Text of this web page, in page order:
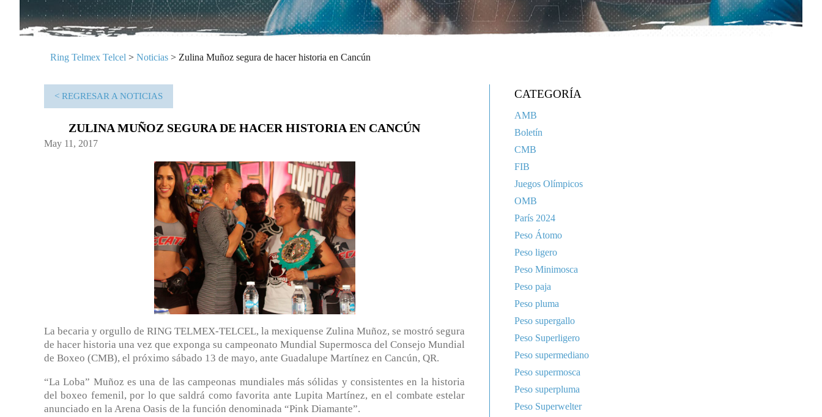
Ring Telmex Telcel > Noticias > Zulina Muñoz segura de hacer historia en Cancún
< REGRESAR A NOTICIAS
ZULINA MUÑOZ SEGURA DE HACER HISTORIA EN CANCÚN
May 11, 2017
La becaria y orgullo de RING TELMEX-TELCEL, la mexiquense Zulina Muñoz, se mostró segura
de hacer historia una vez que exponga su campeonato Mundial Supermosca del Consejo Mundial
de Boxeo (CMB), el próximo sábado 13 de mayo, ante Guadalupe Martínez en Cancún, QR.
“La Loba” Muñoz es una de las campeonas mundiales más sólidas y consistentes en la historia
del boxeo femenil, por lo que saldrá como favorita ante Lupita Martínez, en el combate estelar
anunciado en la Arena Oasis de la función denominada “Pink Diamante”.
CATEGORÍA
AMB
Boletín
CMB
FIB
Juegos Olímpicos
OMB
París 2024
Peso Átomo
Peso ligero
Peso Minimosca
Peso paja
Peso pluma
Peso supergallo
Peso Superligero
Peso supermediano
Peso supermosca
Peso superpluma
Peso Superwelter